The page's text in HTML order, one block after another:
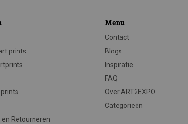
prints
prints
Retourneren
Menu
Contact
Blogs
Inspiratie
FAQ
Over ART2EXPO
Categorieën